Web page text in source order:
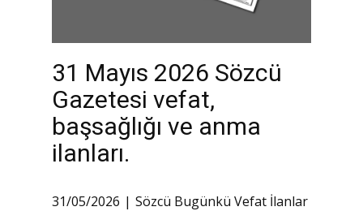
31 Mayıs 2026 Sözcü
Gazetesi vefat,
başsağlığı ve anma
ilanları.
31/05/2026 Sözcü Bugünkü Vefat İlanlar